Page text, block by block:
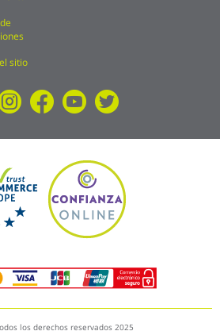
sitio
los derechos reservados 2025